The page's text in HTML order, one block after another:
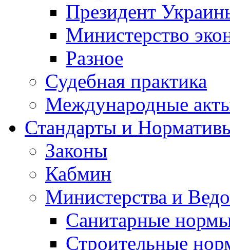
Президент
Министерство
Разное
Судебная практика
Международные
Стандарты и
Законы
Кабмин
Министерства и
Санитарные
Строительные